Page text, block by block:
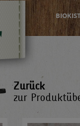
Zurück
zur